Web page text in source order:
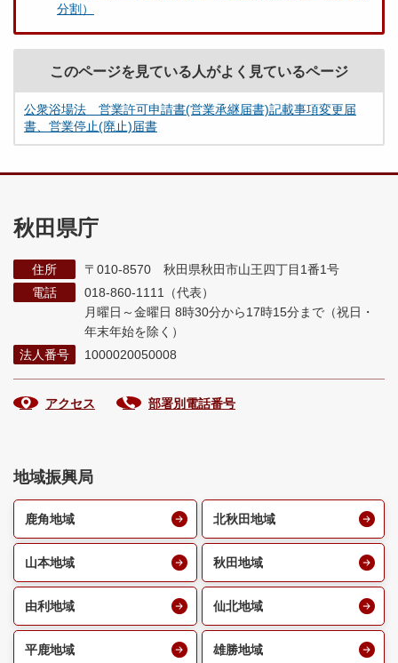
分割）
このページを見ている人がよく見ているページ
公衆浴場法 営業許可申請書(営業承継届書)記載事項変更届
書、営業停止(廃止)届書
秋田県庁
住所
〒010-8570 秋田県秋田市山王四丁目1番1号
電話
018-860-1111（代表）
月曜日～金曜日 8時30分から17時15分まで （祝日・
年末年始を除く）
法人番号
1000020050008
アクセス 部署別電話番号
地域振興局
鹿角地域 北秋田地域
山本地域 秋田地域
由利地域 仙北地域
平鹿地域 雄勝地域